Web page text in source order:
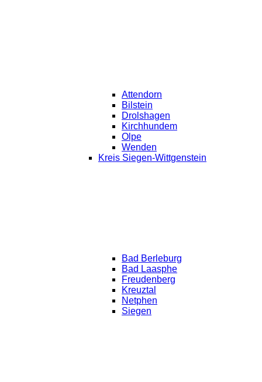
Attendorn
Bilstein
Drolshagen
Kirchhundem
Olpe
Wenden
Kreis Siegen-Wittgenstein
Bad Berleburg
Bad Laasphe
Freudenberg
Kreuztal
Netphen
Siegen